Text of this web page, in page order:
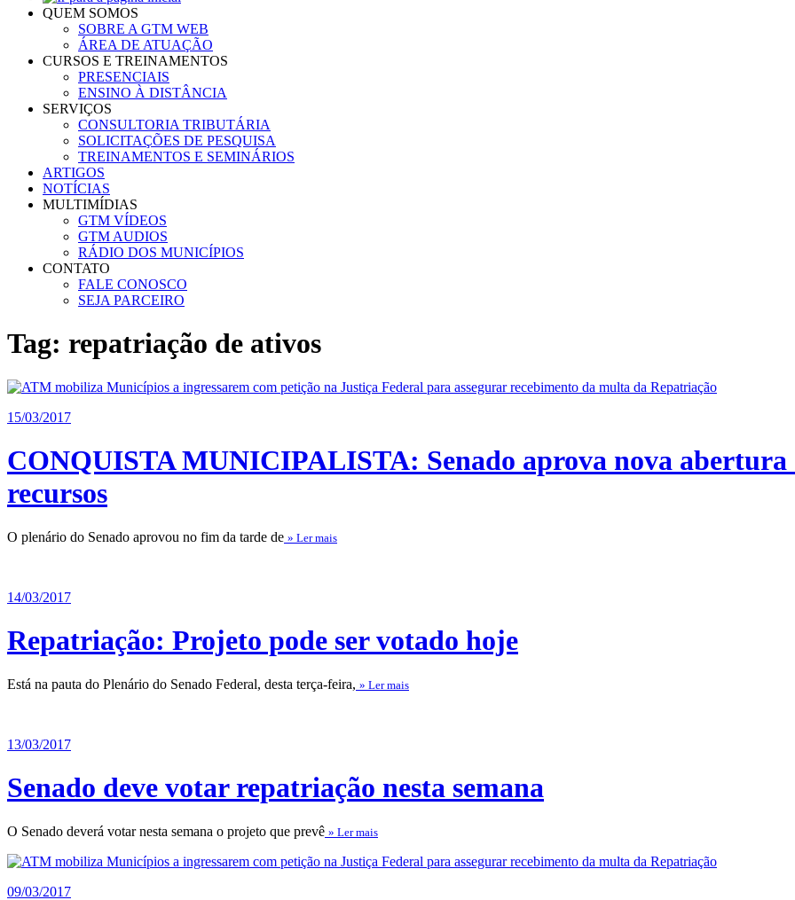
QUEM SOMOS
SOBRE A GTM WEB
ÁREA DE ATUAÇÃO
CURSOS E TREINAMENTOS
PRESENCIAIS
ENSINO À DISTÂNCIA
SERVIÇOS
CONSULTORIA TRIBUTÁRIA
SOLICITAÇÕES DE PESQUISA
TREINAMENTOS E SEMINÁRIOS
ARTIGOS
NOTÍCIAS
MULTIMÍDIAS
GTM VÍDEOS
GTM AUDIOS
RÁDIO DOS MUNICÍPIOS
CONTATO
FALE CONOSCO
SEJA PARCEIRO
Tag: repatriação de ativos
15/03/2017
CONQUISTA MUNICIPALISTA: Senado aprova nova abertura
recursos
O plenário do Senado aprovou no fim da tarde de » Ler mais
14/03/2017
Repatriação: Projeto pode ser votado hoje
Está na pauta do Plenário do Senado Federal, desta terça-feira, » Ler mais
13/03/2017
Senado deve votar repatriação nesta semana
O Senado deverá votar nesta semana o projeto que prevê » Ler mais
09/03/2017